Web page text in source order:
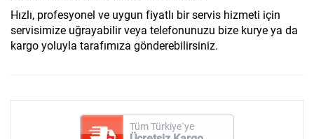
Hızlı, profesyonel ve uygun fiyatlı bir servis hizmeti için
servisimize uğrayabilir veya telefonunuzu bize kurye ya da
kargo yoluyla tarafımıza gönderebilirsiniz.
Tüm Türkiye`ye